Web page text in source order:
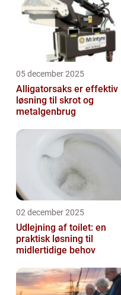
05 december 2025
Alligatorsaks er effektiv
løsning til skrot og
metalgenbrug
02 december 2025
Udlejning af toilet: en
praktisk løsning til
midlertidige behov